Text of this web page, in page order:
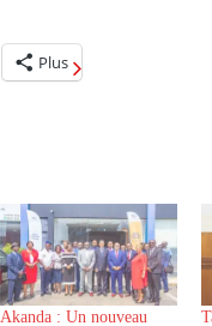
Plus
Akanda : Un nouveau